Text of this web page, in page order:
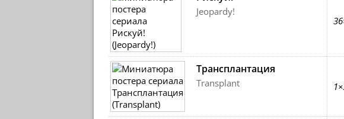
Jeopardy!
Трансплантация
Transplant